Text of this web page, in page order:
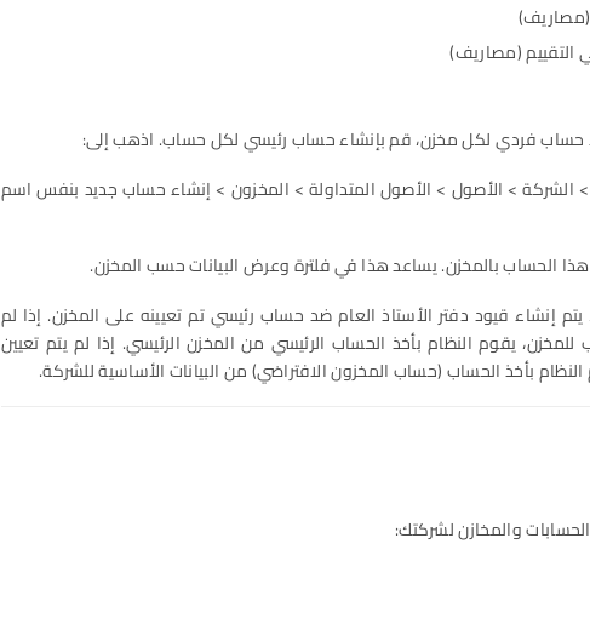
التقييم (مصاريف)
حساب فردي لكل مخزن، قم بإنشاء حساب رئيسي لكل حساب. اذهب إلى:
الشركة > الأصول > الأصول المتداولة > المخزون > إنشاء حساب جديد بنفس اسم
الحساب بالمخزن. يساعد هذا في فلترة وعرض البيانات حسب المخزن.
يتم إنشاء قيود دفتر الأستاذ العام ضد حساب رئيسي تم تعيينه على المخزن. إذا لم
يقوم النظام بأخذ الحساب الرئيسي من المخزن الرئيسي. إذا لم يتم تعيين
بأخذ الحساب (حساب المخزون الافتراضي) من البيانات الأساسية للشركة.
والمخازن لشركتك: